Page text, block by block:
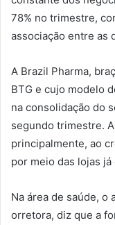
78% no trimestre,
associação entre as
A Brazil Pharma,
BTG e cujo modelo
na consolidação do
segundo trimestre.
principalmente, ao
por meio das lojas
Na área de saúde, o
orretora, diz que a